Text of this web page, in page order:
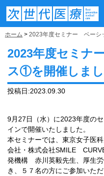
ホーム > 2023年度セミナー ベーシ
2023年度セミナ
ス①を開催しまし
投稿日:2023.09.30
9月27日（水）に2023年度の
インで開催いたしました。
本セミナーでは、東京女子医
会社・株式会社SMILE
発機構 赤川英毅先生、厚生
き、５７名の方にご参加いただ